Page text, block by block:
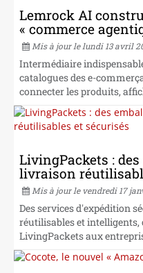
Lemrock AI
« commerce
Mis à jour le lundi 13 avril
Intermédiaire
catalogues des e-
connecter les produits,
LivingPackets :
livraison
Mis à jour le vendredi 17
Des services d'expédition
réutilisables et intelligents,
LivingPackets aux